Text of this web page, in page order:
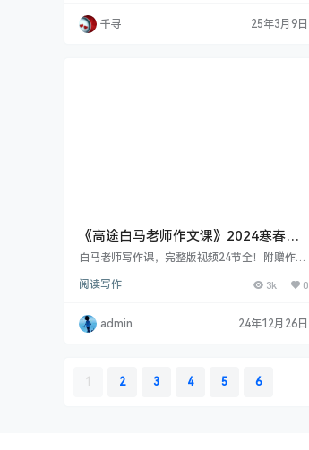
千寻 25年3月9日
《高途白马老师作文课》2024寒春
（中阶）视频课程 适合2-4年级小学生
白马老师写作课，完整版视频24节全！附赠作文
师，原名：褚佳麟 曾任北京电视台、中央电视台
主研人、主讲人 山东省高考作文满分 高途人文
博学高级主讲老师 上课风格 白马老师讲课风
只是教孩子…
阅读写作 3k 0
admin 24年12月26日
1 2 3 4 5 6